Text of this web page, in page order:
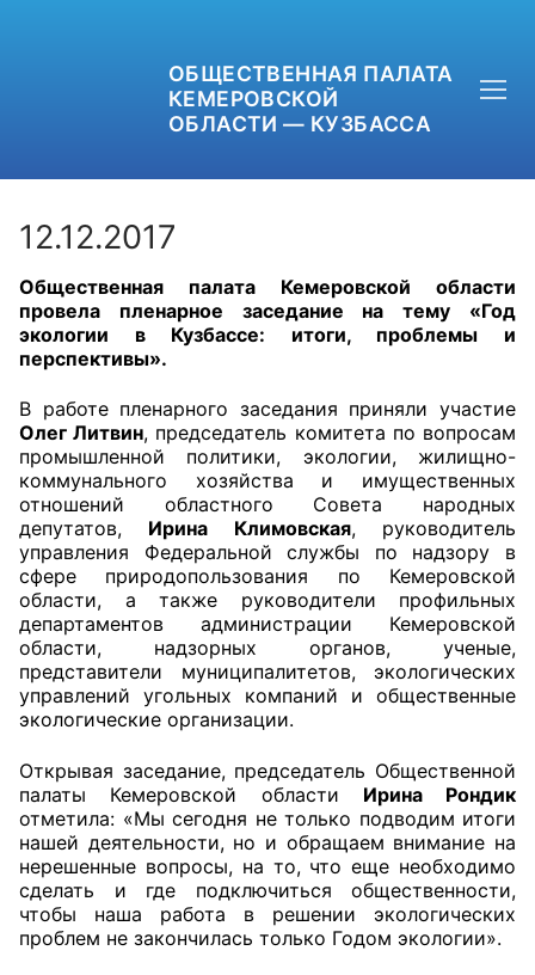
ОБЩЕСТВЕННАЯ ПАЛАТА
КЕМЕРОВСКОЙ
ОБЛАСТИ — КУЗБАССА
+7 (3842) 58-82-40
ОБРАТНАЯ СВЯЗЬ
Главная
Общественные советы
Общественные советы при территориальных
органах федеральных органов
Общественные советы по проведению
независимой оценки качества условий
оказания услуг
О Палате
12.12.2017
Общественная палата Кемеровской области
провела пленарное заседание на тему «Год
экологии в Кузбассе: итоги, проблемы и
перспективы».
В работе пленарного заседания приняли участие
Олег Литвин, председатель комитета по вопросам
промышленной политики, экологии, жилищно-
коммунального хозяйства и имущественных
отношений областного Совета народных
депутатов, Ирина Климовская, руководитель
управления Федеральной службы по надзору в
сфере природопользования по Кемеровской
области, а также руководители профильных
департаментов администрации Кемеровской
области, надзорных органов, ученые,
представители муниципалитетов, экологических
управлений угольных компаний и общественные
экологические организации.
Открывая заседание, председатель Общественной
палаты Кемеровской области Ирина Рондик
отметила: «Мы сегодня не только подводим итоги
нашей деятельности, но и обращаем внимание на
нерешенные вопросы, на то, что еще необходимо
сделать и где подключиться общественности,
чтобы наша работа в решении экологических
проблем не закончилась только Годом экологии».